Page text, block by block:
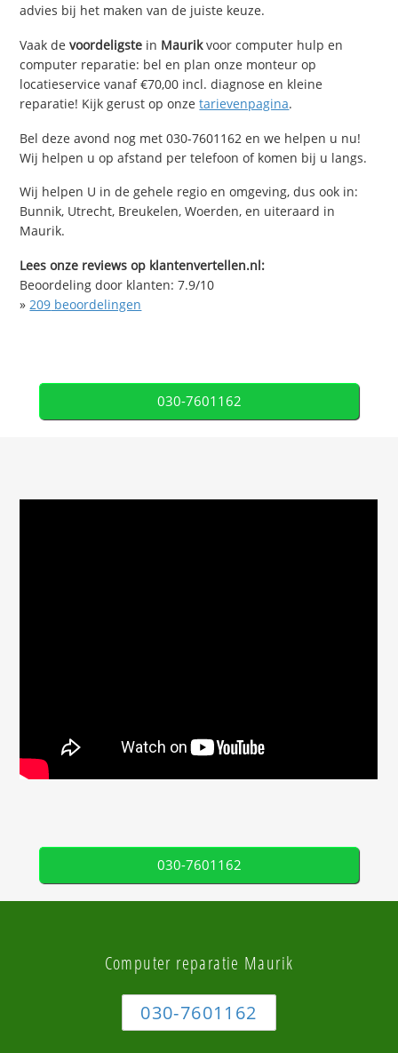
advies bij het maken van de juiste keuze.
Vaak devoordeligste in Maurikvoor computer hulp en
computer reparatie: bel en plan onze monteur op
locatieservice vanaf €70,00 incl. diagnose en kleine
reparatie! Kijk gerust op onzetarievenpagina.
Bel deze avond nog met 030-7601162 en we helpen u nu!
Wij helpen u op afstand per telefoon of komen bij u langs.
Wij helpen U in de gehele regio en omgeving, dus ook in:
Bunnik, Utrecht, Breukelen, Woerden, en uiteraard in
Maurik.
Lees onze reviews op klantenvertellen.nl:
Beoordeling door klanten:7.9/10
»209 beoordelingen
030-7601162
030-7601162
Computer reparatie Maurik
030-7601162